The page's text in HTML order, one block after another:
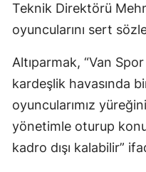
Teknik Direktörü
oyuncularını sert
Altıparmak, “Van
kardeşlik havasında
oyuncularımız
yönetimle oturup
kadro dışı kalabilir”